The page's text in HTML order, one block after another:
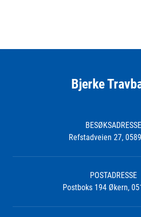
Bjerke
BESØKSADRESSE
Refstadveien 27,
POSTADRESSE
Postboks 194 Økern,